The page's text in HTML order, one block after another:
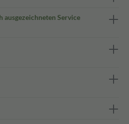
ausgezeichneten Service